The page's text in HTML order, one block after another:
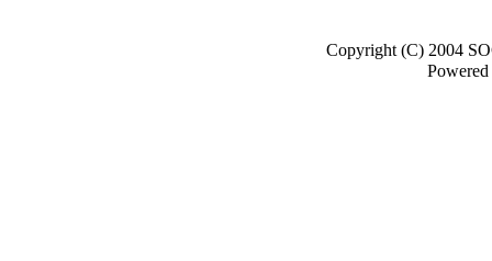
Copyright (C) 2004